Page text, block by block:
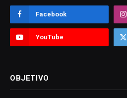
Facebook
YouTube
OBJETIVO